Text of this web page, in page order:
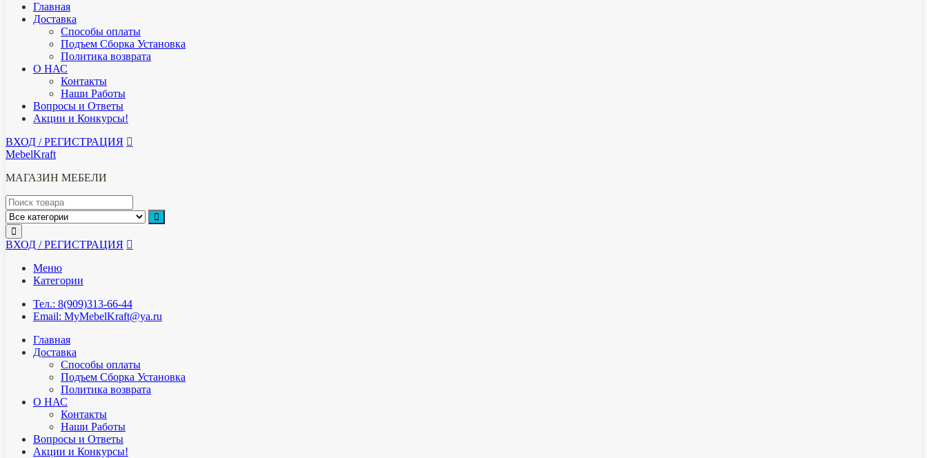
Главная
Доставка
Способы оплаты
Подъем Сборка Установка
Политика возврата
О НАС
Контакты
Наши Работы
Вопросы и Ответы
Акции и Конкурсы!
ВХОД / РЕГИСТРАЦИЯ
MebelKraft
МАГАЗИН МЕБЕЛИ
ВХОД / РЕГИСТРАЦИЯ
Меню
Категории
Тел.: 8(909)313-66-44
Email: MyMebelKraft@ya.ru
Главная
Доставка
Способы оплаты
Подъем Сборка Установка
Политика возврата
О НАС
Контакты
Наши Работы
Вопросы и Ответы
Акции и Конкурсы!